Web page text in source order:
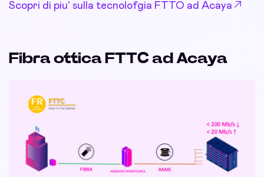
Scopri di piu' sulla tecnolofgia FTTO ad Acaya
Fibra ottica FTTC ad Acaya